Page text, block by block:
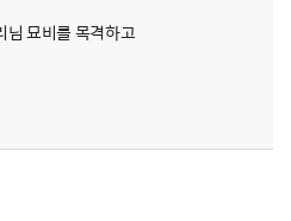
님 묘비를 목격하고